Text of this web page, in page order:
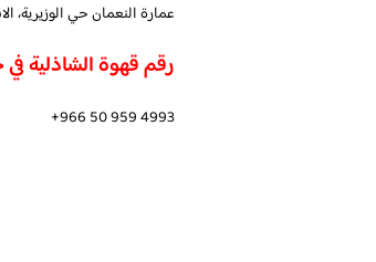
عمارة النعمان حي الوزيرية،
رقم قهوة الشاذلية